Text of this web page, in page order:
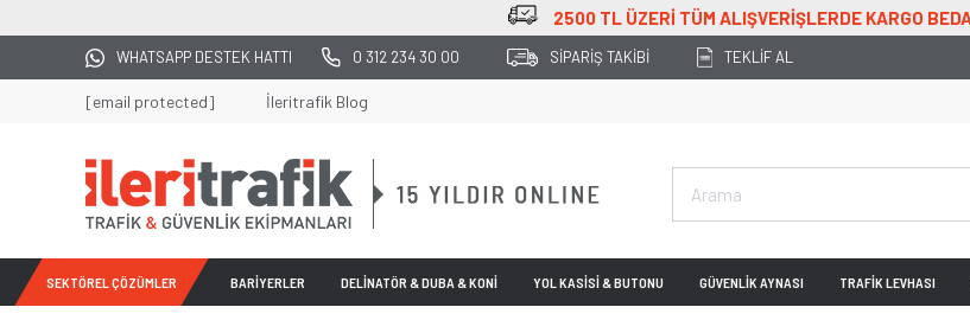
2500 TL ÜZERİ TÜM ALIŞVERİŞLERDE KARGO BEDAVA
WHATSAPP DESTEK HATTI 0 312 234 30 00 SİPARİŞ TAKİBİ TEKLİF AL
[email protected] İleritrafik Blog
SEKTÖREL ÇÖZÜMLER BARİYERLER DELİNATÖR & DUBA & KONİ YOL KASİSİ & BUTONU GÜVENLİK AYNASI TRAFİK LEVHASI